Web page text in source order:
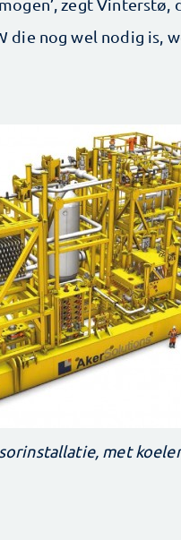
zegt
die nog wel nodig is,
met